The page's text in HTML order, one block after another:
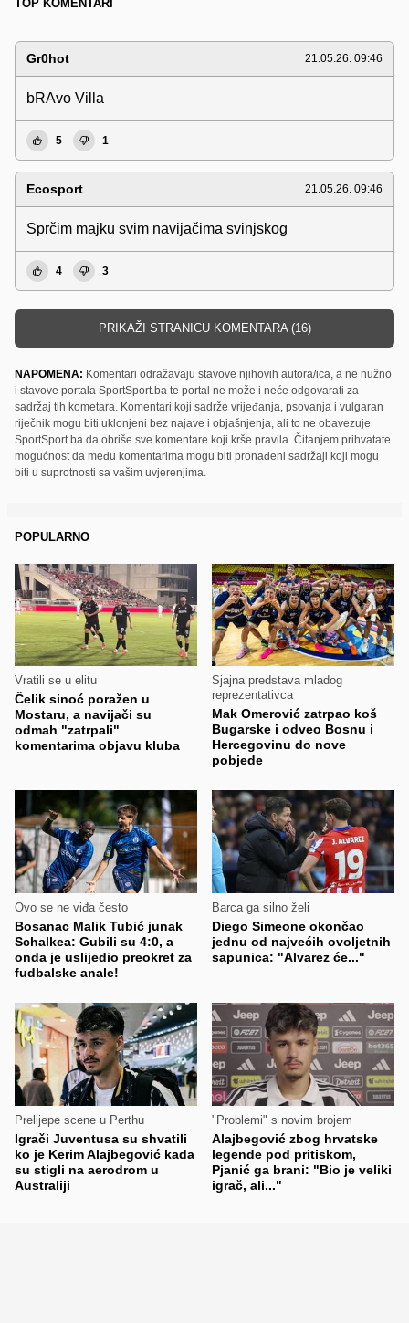
TOP KOMENTARI
Gr0hot 21.05.26. 09:46
bRAvo Villa
5 1
Ecosport 21.05.26. 09:46
Sprčim majku svim navijačima svinjskog
4 3
PRIKAŽI STRANICU KOMENTARA (16)
NAPOMENA: Komentari odražavaju stavove njihovih autora/ica, a ne nužno
i stavove portala SportSport.ba te portal ne može i neće odgovarati za
sadržaj tih kometara. Komentari koji sadrže vrijeđanja, psovanja i vulgaran
riječnik mogu biti uklonjeni bez najave i objašnjenja, ali to ne obavezuje
SportSport.ba da obriše sve komentare koji krše pravila. Čitanjem prihvatate
mogućnost da među komentarima mogu biti pronađeni sadržaji koji mogu
biti u suprotnosti sa vašim uvjerenjima.
POPULARNO
Vratili se u elitu
Čelik sinoć poražen u
Mostaru, a navijači su
odmah "zatrpali"
komentarima objavu kluba
Sjajna predstava mladog
reprezentativca
Mak Omerović zatrpao koš
Bugarske i odveo Bosnu i
Hercegovinu do nove
pobjede
Ovo se ne viđa često
Bosanac Malik Tubić junak
Schalkea: Gubili su 4:0, a
onda je uslijedio preokret za
fudbalske anale!
Barca ga silno želi
Diego Simeone okončao
jednu od najvećih ovoljetnih
sapunica: "Alvarez će..."
Prelijepe scene u Perthu
Igrači Juventusa su shvatili
ko je Kerim Alajbegović kada
su stigli na aerodrom u
Australiji
"Problemi" s novim brojem
Alajbegović zbog hrvatske
legende pod pritiskom,
Pjanić ga brani: "Bio je veliki
igrač, ali..."